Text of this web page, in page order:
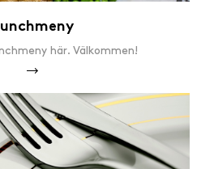
här. Välkommen!